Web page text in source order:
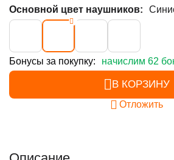
Основной цвет наушников:
Бонусы за покупку: начислим 62
В КОРЗИНУ
Отложить